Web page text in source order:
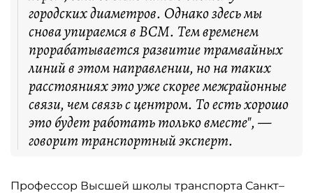
городских диаметров. Однако здесь мы
снова упираемся в ВСМ. Тем временем
прорабатывается развитие трамвайных
линий в этом направлении, но на таких
расстояниях это уже скорее межрайонные
связи, чем связь с центром. То есть хорошо
это будет работать только вместе", —
говорит транспортный эксперт.
Профессор Высшей школы транспорта Санкт–